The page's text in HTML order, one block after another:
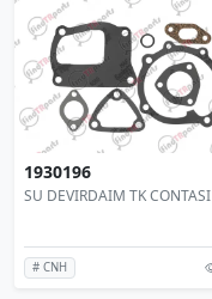
1930196
SU DEVIRDAIM TK CONTASI
# CNH